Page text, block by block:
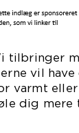
tilbringer
vil
varmt
dig